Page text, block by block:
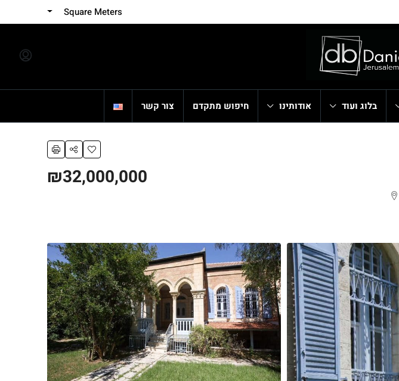
Square Meters
בלוג ועוד אודותינו חיפוש מתקדם צור קשר
₪32,000,000